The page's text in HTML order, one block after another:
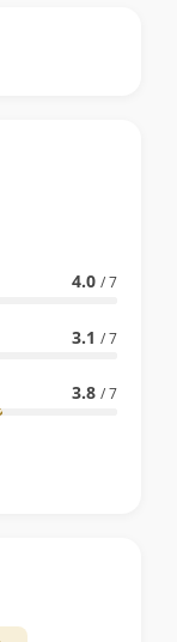
4.0 / 7
3.1 / 7
3.8 / 7